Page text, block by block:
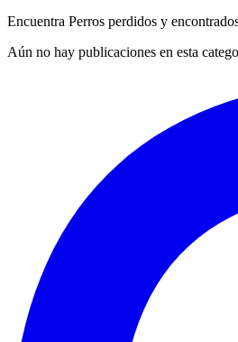
Encuentra Perros perdidos y
Aún no hay publicaciones en esta